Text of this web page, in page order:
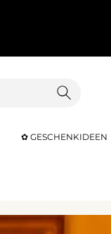
✿ GESCHENKIDEEN